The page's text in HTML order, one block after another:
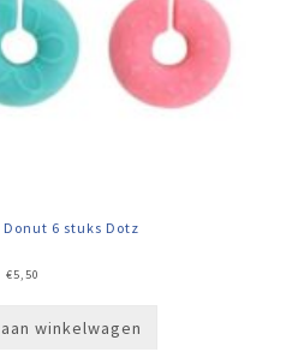
6 stuks Dotz
€5,50
winkelwagen